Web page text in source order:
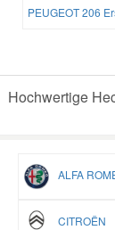
PEUGEOT 206
Hochwertige
ALFA
CITROËN